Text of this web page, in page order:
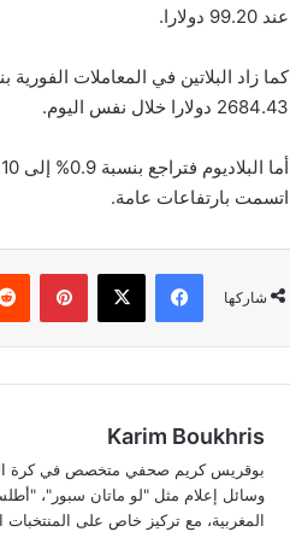
عند 99.20 دولارا.
2684.43 دولارا خلال نفس اليوم.
اتسمت بارتفاعات عامة.
شاركها
فيسبوك ‫X
Karim Boukhris
بوقريس كريم صحفي متخصص في كرة
وسائل إعلام مثل "لو ماتان سبور"،
المغربية، مع تركيز خاص على المنتخبات